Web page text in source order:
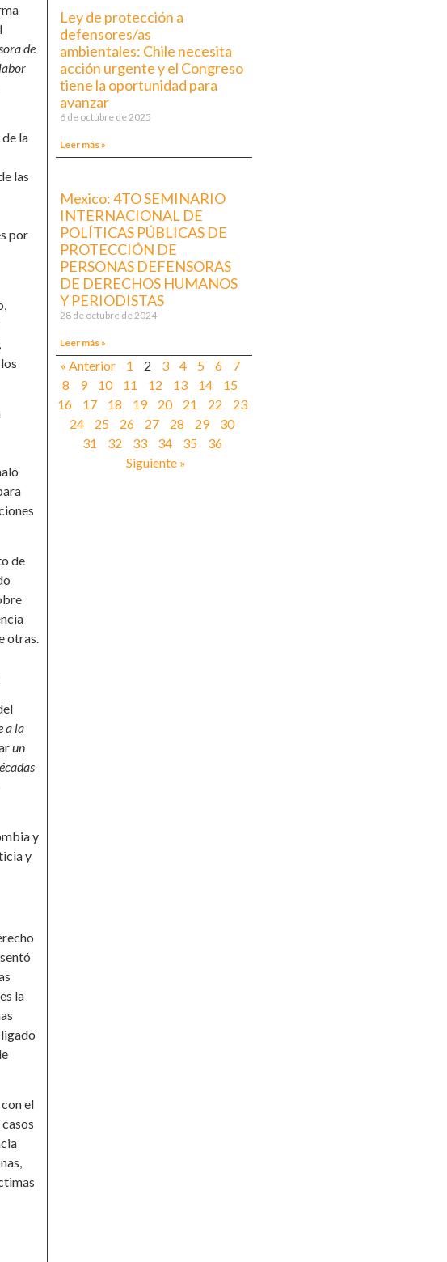
de
la
las
por
de
otras.
a la
un
y
y
la
el
Ley de protección a
defensores/as
ambientales: Chile necesita
acción urgente y el Congreso
tiene la oportunidad para
avanzar
6 de octubre de 2025
Leer más »
Mexico: 4TO SEMINARIO
INTERNACIONAL DE
POLÍTICAS PÚBLICAS DE
PROTECCIÓN DE
PERSONAS DEFENSORAS
DE DERECHOS HUMANOS
Y PERIODISTAS
28 de octubre de 2024
Leer más »
« Anterior 1 2 3 4 5 6
7
8
9 10 11 12 13 14
15
16
17 18 19 20 21 22
23
24
25 26 27 28 29
30
31
32 33 34 35
36
Siguiente »